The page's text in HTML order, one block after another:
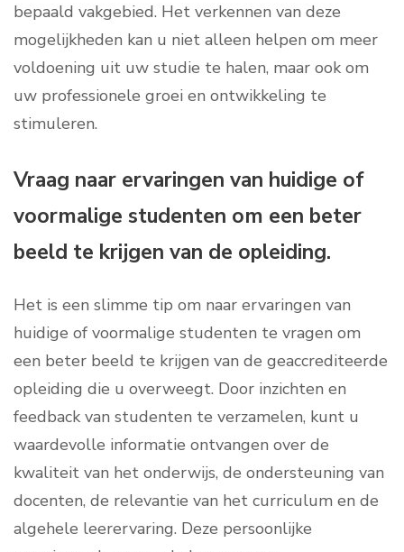
bepaald vakgebied. Het verkennen van deze
mogelijkheden kan u niet alleen helpen om meer
voldoening uit uw studie te halen, maar ook om
uw professionele groei en ontwikkeling te
stimuleren.
Vraag naar ervaringen van huidige of
voormalige studenten om een beter
beeld te krijgen van de opleiding.
Het is een slimme tip om naar ervaringen van
huidige of voormalige studenten te vragen om
een beter beeld te krijgen van de geaccrediteerde
opleiding die u overweegt. Door inzichten en
feedback van studenten te verzamelen, kunt u
waardevolle informatie ontvangen over de
kwaliteit van het onderwijs, de ondersteuning van
docenten, de relevantie van het curriculum en de
algehele leerervaring. Deze persoonlijke